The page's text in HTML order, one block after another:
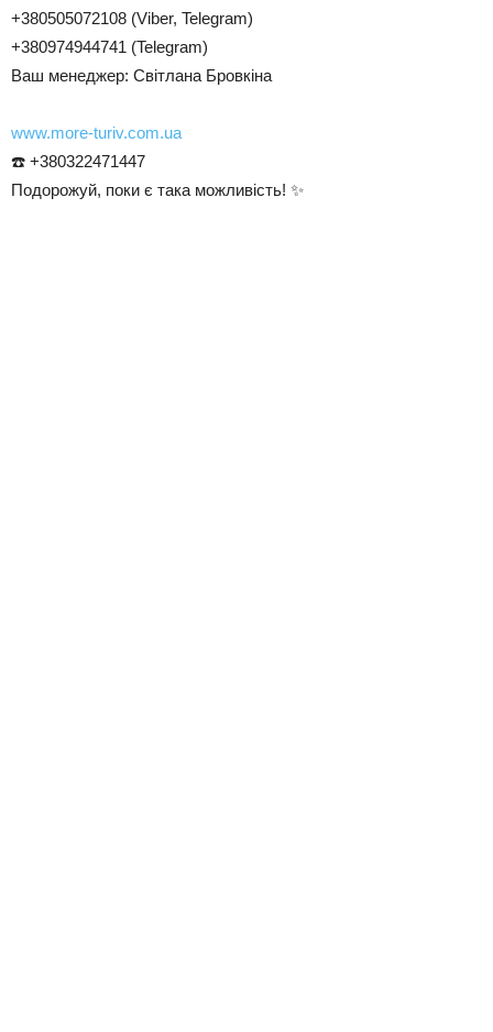
+380505072108 (Viber, Telegram)
+380974944741 (Telegram)
Ваш менеджер: Світлана Бровкіна
www.more-turiv.com.ua
☎️ +380322471447
Подорожуй, поки є така можливість! ✨